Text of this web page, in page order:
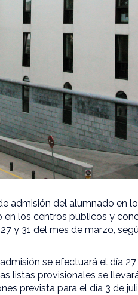
admisión del alumnado en
en los centros públicos y
y 31 del mes de marzo,
se efectuará el día
listas provisionales se
prevista para el día 3 de